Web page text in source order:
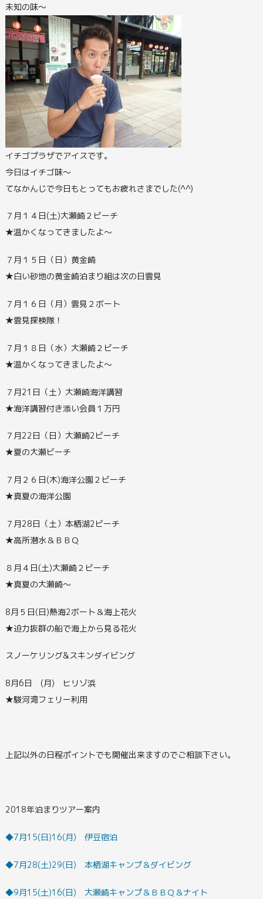
未知の味～
イチゴプラザでアイスです。
今日はイチゴ味～
てなかんじで今日もとってもお疲れさまでした(^^)
７月１４日(土)大瀬崎２ビーチ
★温かくなってきましたよ～
７月１５日（日）黄金崎
★白い砂地の黄金崎泊まり組は次の日雲見
７月１６日（月）雲見２ボート
★雲見探検隊！
７月１８日（水）大瀬崎２ビーチ
★温かくなってきましたよ～
７月21日（土）大瀬崎海洋講習
★海洋講習付き添い会員１万円
７月22日（日）大瀬崎2ビーチ
★夏の大瀬ビーチ
７月２６日(木)海洋公園２ビーチ
★真夏の海洋公園
７月28日（土）本栖湖2ビーチ
★高所潜水＆ＢＢＱ
８月４日(土)大瀬崎２ビーチ
★真夏の大瀬崎～
8月５日(日)熱海2ボート＆海上花火
★迫力抜群の船で海上から見る花火
スノーケリング&スキンダイビング
8月6日 (月) ヒリゾ浜
★駿河湾フェリー利用
上記以外の日程ポイントでも開催出来ますのでご相談下さい。
2018年泊まりツアー案内
◆7月15(日)16(月) 伊豆宿泊
◆7月28(土)29(日) 本栖湖キャンプ＆ダイビング
◆9月15(土)16(日) 大瀬崎キャンプ＆ＢＢＱ＆ナイト